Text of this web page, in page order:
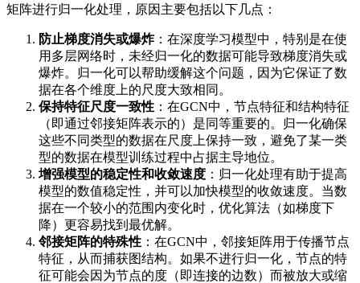
矩阵进行归一化处理，原因主要包括以下几点：
防止梯度消失或爆炸：在深度学习模型中，特别是在使
用多层网络时，未经归一化的数据可能导致梯度消失或
爆炸。归一化可以帮助缓解这个问题，因为它保证了数
据在各个维度上的尺度大致相同。
保持特征尺度一致性 ：在GCN中，节点特征和结构特征
（即通过邻接矩阵表示的）是同等重要的。归一化确保
这些不同类型的数据在尺度上保持一致，避免了某一类
型的数据在模型训练过程中占据主导地位。
增强模型的稳定性和收敛速度 ：归一化处理有助于提高
模型的数值稳定性，并可以加快模型的收敛速度。当数
据在一个较小的范围内变化时，优化算法（如梯度下
降）更容易找到最优解。
邻接矩阵的特殊性 ：在GCN中，邻接矩阵用于传播节点
特征，从而捕获图结构。如果不进行归一化，节点的特
征可能会因为节点的度（即连接的边数）而被放大或缩